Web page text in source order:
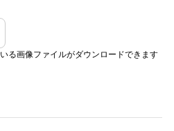
る画像ファイルがダウンロードできます